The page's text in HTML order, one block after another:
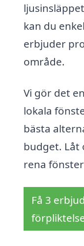
kan du
erbjuder
område.
Vi gör det
lokala
bästa
budget. Låt
rena
Få 3